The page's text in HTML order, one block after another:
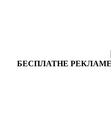
БЕСПЛАТНЕ